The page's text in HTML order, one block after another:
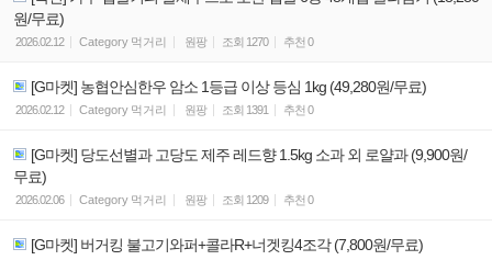
원/무료)
2026.02.12 Category 먹거리 원팡 조회 1270 추천 0
[G마켓] 농협안심한우 암소 1등급 이상 등심 1kg (49,280원/무료)
2026.02.12 Category 먹거리 원팡 조회 1391 추천 0
[G마켓] 당도선별과 고당도 제주 레드향 1.5kg 소과 외 로얄과 (9,900원/
무료)
2026.02.06 Category 먹거리 원팡 조회 1209 추천 0
[G마켓] 버거킹 불고기와퍼+콜라R+너겟킹4조각 (7,800원/무료)